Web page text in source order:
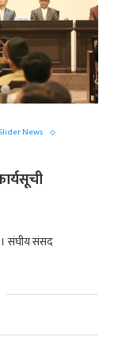
News
। संघीय संसद